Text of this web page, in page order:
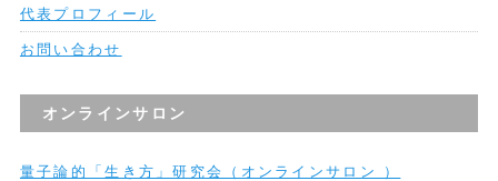
代表プロフィール
お問い合わせ
オンラインサロン
量子論的「生き方」研究会（オンラインサロン ）